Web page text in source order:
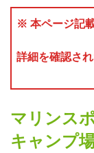
※ 本ページ記
詳細を確認さ
マリンス
キャンプ